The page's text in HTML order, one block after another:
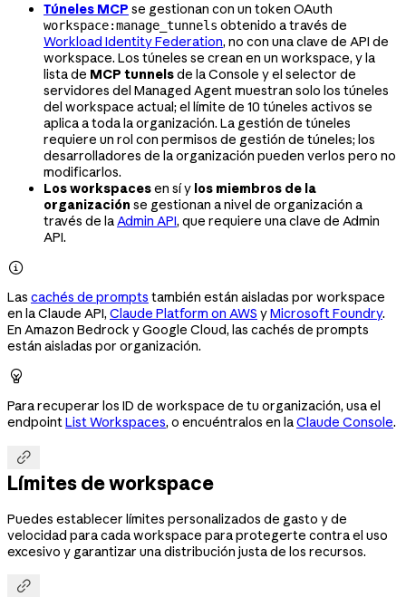
Túneles MCP se gestionan con un token OAuth
workspace:manage_tunnels obtenido a través de
Workload Identity Federation, no con una clave de API de
workspace. Los túneles se crean en un workspace, y la
lista de MCP tunnelsde la Console y el selector de
servidores del Managed Agent muestran solo los túneles
del workspace actual; el límite de 10 túneles activos se
aplica a toda la organización. La gestión de túneles
requiere un rol con permisos de gestión de túneles; los
desarrolladores de la organización pueden verlos pero no
modificarlos.
Los workspacesen sí y los miembros de la
organización se gestionan a nivel de organización a
través de laAdmin API, que requiere una clave de Admin
API.

Las cachés de prompts también están aisladas por workspace
en la Claude API, Claude Platform on AWS yMicrosoft Foundry.
En Amazon Bedrock y Google Cloud, las cachés de prompts
están aisladas por organización.

Para recuperar los ID de workspace de tu organización, usa el
endpointList Workspaces, o encuéntralos en laClaude Console.

Límites de workspace
Puedes establecer límites personalizados de gasto y de
velocidad para cada workspace para protegerte contra el uso
excesivo y garantizar una distribución justa de los recursos.
